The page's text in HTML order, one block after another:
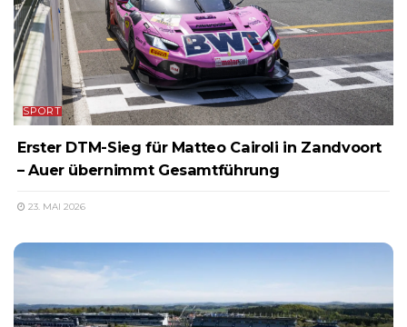
SPORT
Erster DTM-Sieg für Matteo Cairoli in Zandvoort
– Auer übernimmt Gesamtführung
23. MAI 2026